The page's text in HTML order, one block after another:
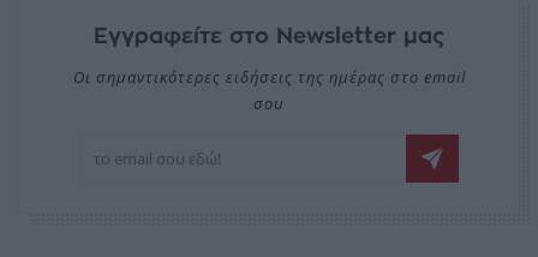
Εγγραφείτε στο Newsletter μας
Οι σημαντικότερες ειδήσεις της ημέρας στο email
σου